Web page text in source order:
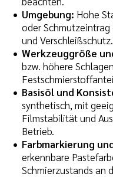
Umgebung: Hohe
oder
und Verschleißschutz.
Werkzeuggröße
bzw. höhere
Basisöl und
synthetisch, mit
Filmstabilität und
Betrieb.
Farbmarkierung
erkennbare
Schmierzustands an